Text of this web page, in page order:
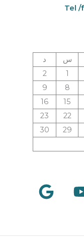
Tel /
س
د
1
2
8
9
15
16
22
23
29
30